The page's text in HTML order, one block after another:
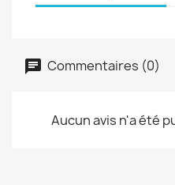
Commentaires (0)
Aucun avis n'a été